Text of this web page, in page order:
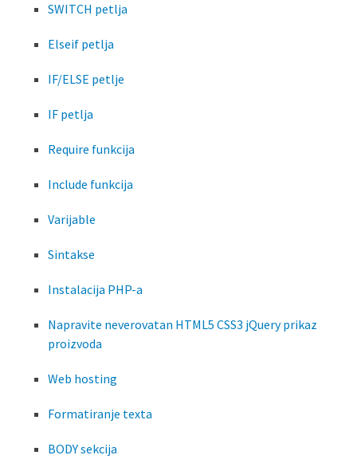
SWITCH petlja
Elseif petlja
IF/ELSE petlje
IF petlja
Require funkcija
Include funkcija
Varijable
Sintakse
Instalacija PHP-a
Napravite neverovatan HTML5 CSS3 jQuery prikaz
proizvoda
Web hosting
Formatiranje texta
BODY sekcija